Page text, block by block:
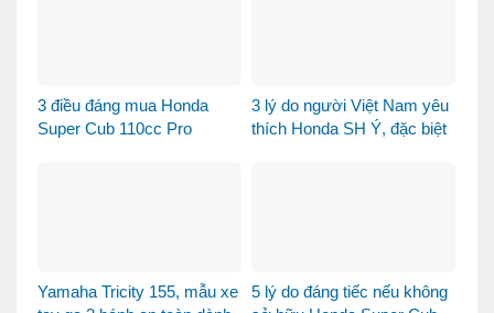
3 điều đáng mua Honda
Super Cub 110cc Pro
3 lý do người Việt Nam yêu
thích Honda SH Ý, đặc biệt
Yamaha Tricity 155, mẫu xe
5 lý do đáng tiếc nếu không